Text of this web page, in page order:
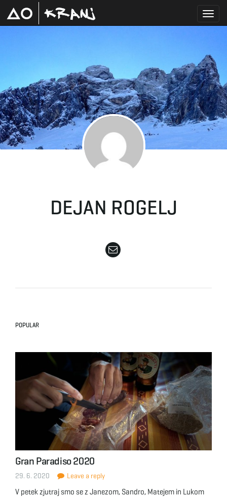
o
g
n
v
i
DEJAN ROGELJ
POPULAR
Gran Paradiso 2020
29. 6. 2020 Leave a reply
V petek zjutraj smo se z Janezom, Sandro, Matejem in Lukom